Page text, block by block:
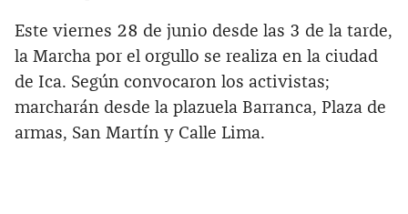
Este viernes 28 de junio desde las 3 de la tarde,
la Marcha por el orgullo se realiza en la ciudad
de Ica. Según convocaron los activistas;
marcharán desde la plazuela Barranca, Plaza de
armas, San Martín y Calle Lima.